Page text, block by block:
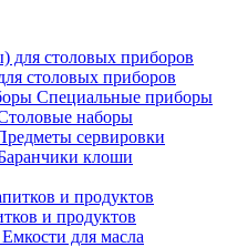
столовых приборов
Специальные приборы
наборы
сервировки
клоши
и продуктов
Емкости для масла